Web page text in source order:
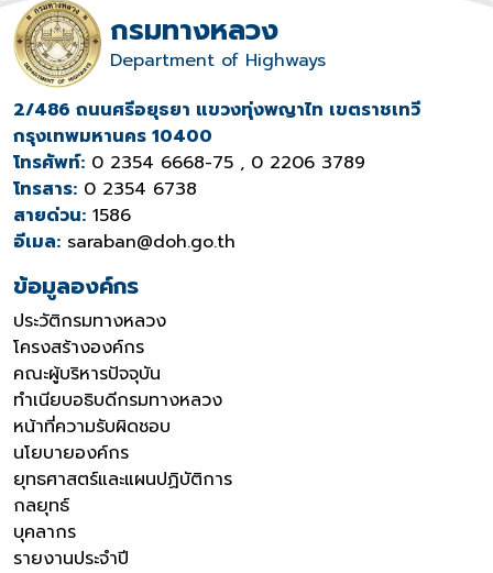
กรมทางหลวง
Department of Highways
2/486 ถนนศรีอยุธยา แขวงทุ่งพญาไท เขตราชเทวี
กรุงเทพมหานคร 10400
โทรศัพท์: 0 2354 6668-75 , 0 2206 3789
โทรสาร: 0 2354 6738
สายด่วน: 1586
อีเมล: saraban@doh.go.th
ข้อมูลองค์กร
ประวัติกรมทางหลวง
โครงสร้างองค์กร
คณะผู้บริหารปัจจุบัน
ทำเนียบอธิบดีกรมทางหลวง
หน้าที่ความรับผิดชอบ
นโยบายองค์กร
ยุทธศาสตร์และแผนปฏิบัติการ
กลยุทธ์
บุคลากร
รายงานประจำปี